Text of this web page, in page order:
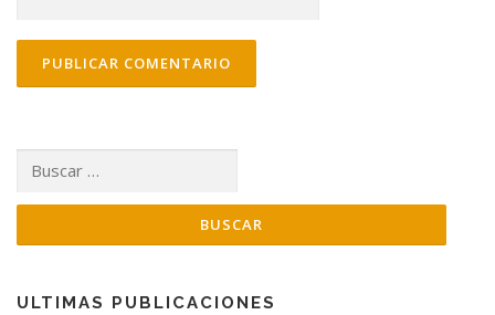
ULTIMAS PUBLICACIONES